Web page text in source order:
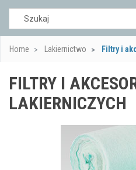
Home Lakiernictwo Filtry i
FILTRY I
LAKIERNICZYCH